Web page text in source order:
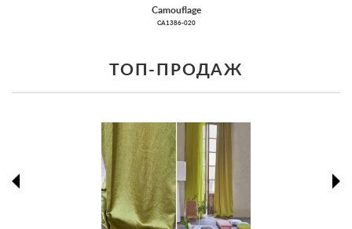
Camouflage
CA1386-020
ТОП-ПРОДАЖ